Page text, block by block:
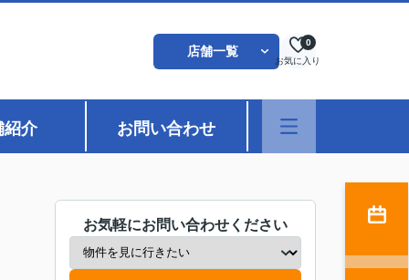
店舗一覧
お気に入り
0
紹介 お問い合わせ
お気軽にお問い合わせください